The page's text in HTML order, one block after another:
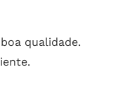
qualidade.